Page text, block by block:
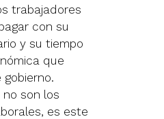
trabajadores
con su
y su tiempo
que
no son los
es este